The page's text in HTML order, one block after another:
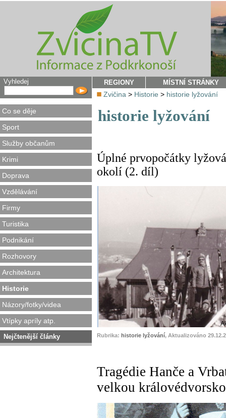
Vyhledej
Co se děje
Sport
Služby občanům
Krimi
Doprava
Vzdělávání
Firmy
Turistika
Podnikání
Rozhovory
Architektura
Historie
Názory/fotky/videa
Vtípky apríly atp.
Nejčtenější články
REGIONY MÍSTNÍ STRÁNKY
Zvičina > Historie > historie lyžování
historie lyžování
Úplné prvopočátky
okolí (2. díl)
Rubrika: historie lyžování, Aktualizováno
Tragédie Hanče a
velkou